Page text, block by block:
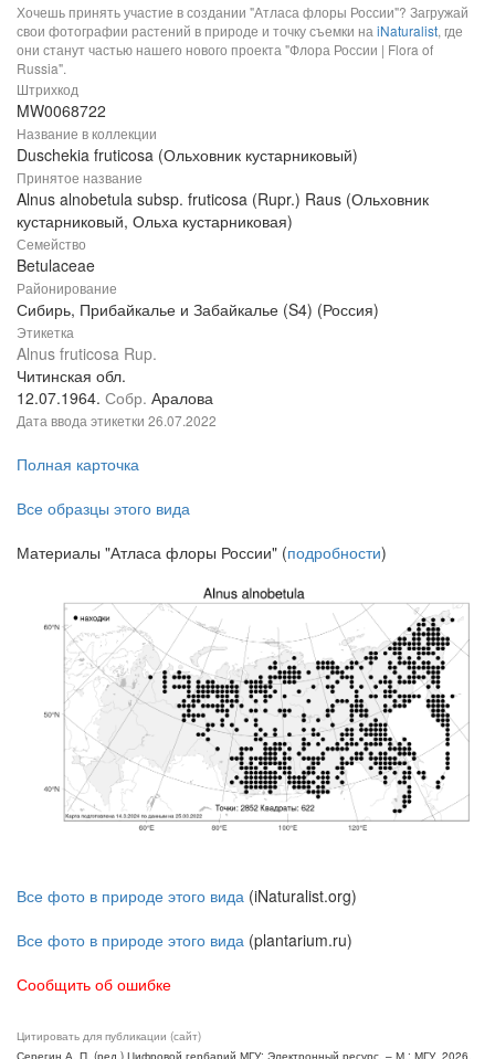
Хочешь принять участие в создании "Атласа флоры России"? Загружай
свои фотографии растений в природе и точку съемки на iNaturalist, где
они станут частью нашего нового проекта "Флора России | Flora of
Russia".
Штрихкод
MW0068722
Название в коллекции
Duschekia fruticosa (Ольховник кустарниковый)
Принятое название
Alnus alnobetula subsp. fruticosa (Rupr.) Raus (Ольховник
кустарниковый, Ольха кустарниковая)
Семейство
Betulaceae
Районирование
Сибирь, Прибайкалье и Забайкалье (S4) (Россия)
Этикетка
Alnus fruticosa Rup.
Читинская обл.
12.07.1964. Собр. Аралова
Дата ввода этикетки 26.07.2022
Полная карточка
Все образцы этого вида
Материалы "Атласа флоры России" (подробности)
Все фото в природе этого вида (iNaturalist.org)
Все фото в природе этого вида (plantarium.ru)
Сообщить об ошибке
Цитировать для публикации (сайт)